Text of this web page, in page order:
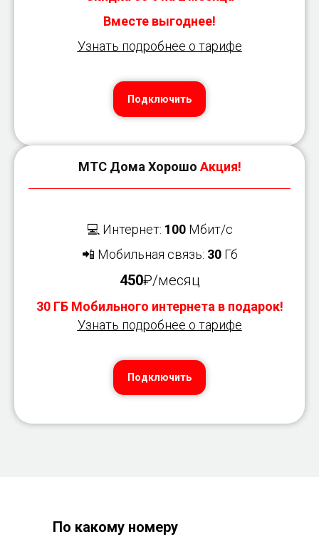
Вместе выгоднее!
Узнать подробнее о тарифе
Подключить
МТС Дома Хорошо Акция!
💻 Интернет: 100 Мбит/с
📲 Мобильная связь: 30Гб
450₽/месяц
30 ГБ Мобильного интернета в подарок!
Узнать подробнее о тарифе
Подключить
По какому номеру